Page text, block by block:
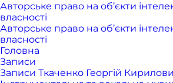
Авторське право на об’єкти
власності
Авторське право на об’єкти
власності
Головна
Записи
Записи Ткаченко Георгій